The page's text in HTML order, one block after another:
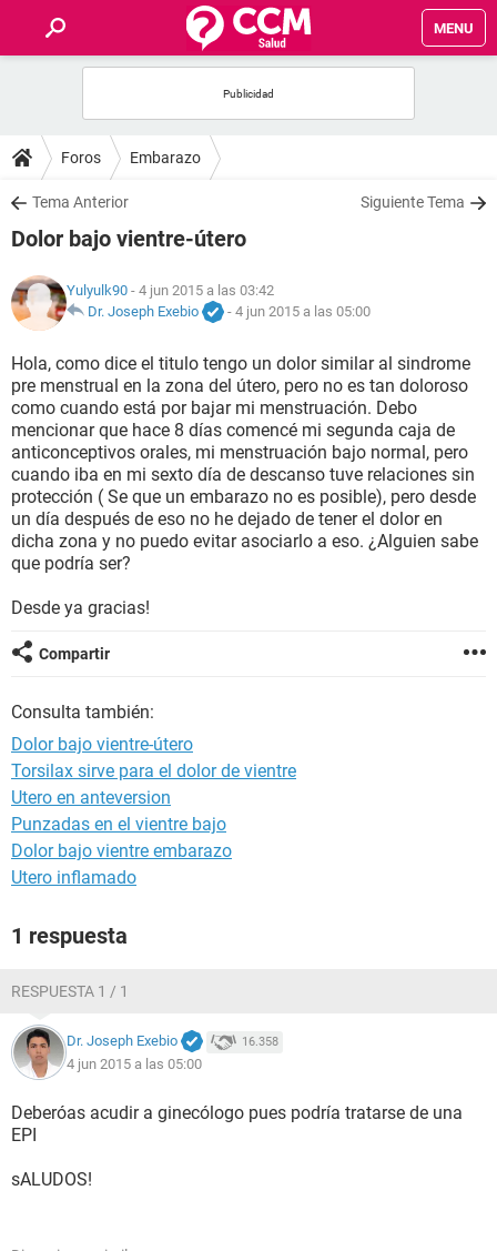
MENU
FOROS
SALUD
NUTRICIÓN
BIENESTAR
SEXUALIDAD
GLOSARIO
Foros Embarazo
Tema Anterior Siguiente Tema
Dolor bajo vientre-útero
Yulyulk90 - 4 jun 2015 a las 03:42
Dr. Joseph Exebio
- 4 jun 2015 a las 05:00
Hola, como dice el titulo tengo un dolor similar al sindrome
pre menstrual en la zona del útero, pero no es tan doloroso
como cuando está por bajar mi menstruación. Debo
mencionar que hace 8 días comencé mi segunda caja de
anticonceptivos orales, mi menstruación bajo normal, pero
cuando iba en mi sexto día de descanso tuve relaciones sin
protección ( Se que un embarazo no es posible), pero desde
un día después de eso no he dejado de tener el dolor en
dicha zona y no puedo evitar asociarlo a eso. ¿Alguien sabe
que podría ser?
Desde ya gracias!
Compartir
Consulta también:
Dolor bajo vientre-útero
Torsilax sirve para el dolor de vientre
Utero en anteversion
Punzadas en el vientre bajo
Dolor bajo vientre embarazo
Utero inflamado
1 respuesta
RESPUESTA 1 / 1
Dr. Joseph Exebio 16.358
4 jun 2015 a las 05:00
Deberóas acudir a ginecólogo pues podría tratarse de una
EPI
sALUDOS!